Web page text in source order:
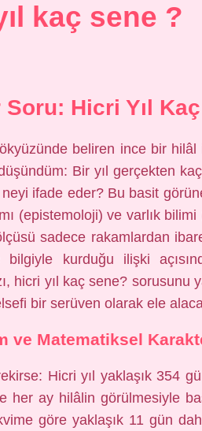
kaç sene ?
Hicri Yıl
beliren ince bir hilâl
Bir yıl gerçekten
neyi ifade eder? Bu basit
(epistemoloji) ve varlık
sadece rakamlardan
kurduğu ilişki
hicri yıl kaç sene? sorusunu
bir serüven olarak ele
ve Matematiksel
Hicri yıl yaklaşık 354
her ay hilâlin görülmesiyle
göre yaklaşık 11 gün